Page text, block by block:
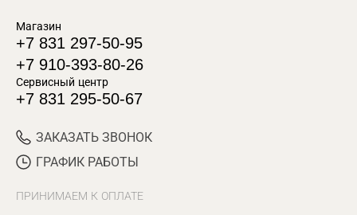
Магазин
+7 831 297-50-95
+7 910-393-80-26
Сервисный центр
+7 831 295-50-67
ЗАКАЗАТЬ ЗВОНОК
ГРАФИК РАБОТЫ
ПРИНИМАЕМ К ОПЛАТЕ